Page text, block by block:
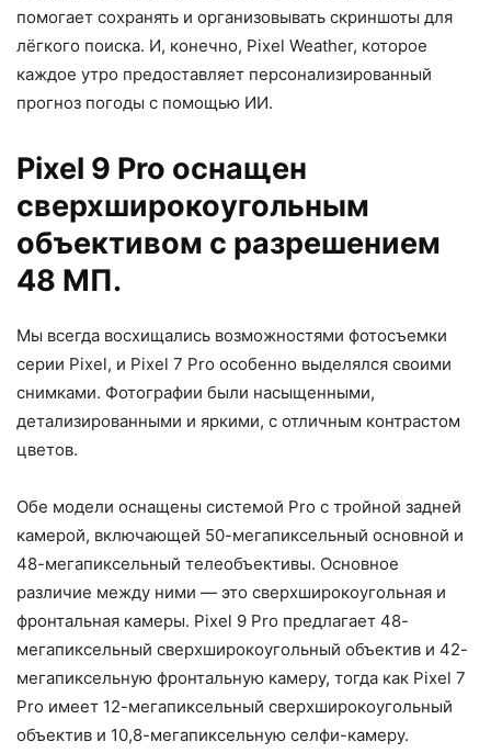
помогает сохранять и организовывать скриншоты для
лёгкого поиска. И, конечно, Pixel Weather, которое
каждое утро предоставляет персонализированный
прогноз погоды с помощью ИИ.
Pixel 9 Pro оснащен
сверхширокоугольным
объективом с разрешением
48 МП.
Мы всегда восхищались возможностями фотосъемки
серии Pixel, и Pixel 7 Pro особенно выделялся своими
снимками. Фотографии были насыщенными,
детализированными и яркими, с отличным контрастом
цветов.
Обе модели оснащены системой Pro с тройной задней
камерой, включающей 50-мегапиксельный основной и
48-мегапиксельный телеобъективы. Основное
различие между ними — это сверхширокоугольная и
фронтальная камеры. Pixel 9 Pro предлагает 48-
мегапиксельный сверхширокоугольный объектив и 42-
мегапиксельную фронтальную камеру, тогда как Pixel 7
Pro имеет 12-мегапиксельный сверхширокоугольный
объектив и 10,8-мегапиксельную селфи-камеру.